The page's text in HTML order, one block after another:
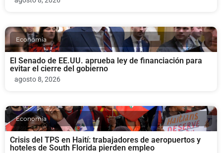
Economia
El Senado de EE.UU. aprueba ley de financiación para
evitar el cierre del gobierno
agosto 8, 2026
Economia
Crisis del TPS en Haití: trabajadores de aeropuertos y
hoteles de South Florida pierden empleo